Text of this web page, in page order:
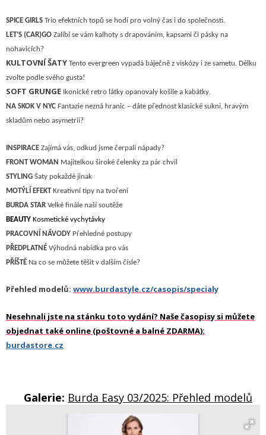
SPICE GIRLS Trio efektních topů se hodí pro volný čas i do společnosti.
LET’S (CAR)GO Zalíbí se vám kalhoty s drapováním, kapsami či pásky na
nohavicích?
KULTOVNÍ ŠATY Tento evergreen vypadá báječně z viskózy i ze sametu. Délku
zvolte podle svého gusta!
SOFT GRUNGE Ikonické retro látky opanovaly košile a kabátky.
NA SKOK V NYC Fantazie nezná hranic – dáte přednost klasické sukni, hravým
skladům nebo asymetrii?
NSPIRACE Zajímá vás, odkud jsme čerpali nápady?
FRONT WOMAN Majitelkou široké čelenky za pár chvil
STYLING Šaty pokaždé jinak
MOTÝLÍ EFEKTKreativní tipy na tvoření
BURDA STAR Velké finále naší soutěže
BEAUTY Kosmetické vychytávky
PRACOVNÍ NÁVODY Přehledné postupy
PŘEDPLATNÉ Výhodná nabídka pro vás
PŘÍŠTĚ Na co se můžete těšit v dalším čísle?
Přehled modelů: www.burdastyle.cz/casopis/specialy
Nesehnali jste na stánku toto vydání? Naše časopisy si můžete
objednat také online (poštovné a balné ZDARMA):
burdastore.cz
Galerie: Burda Easy 03/2025: Přehled modelů